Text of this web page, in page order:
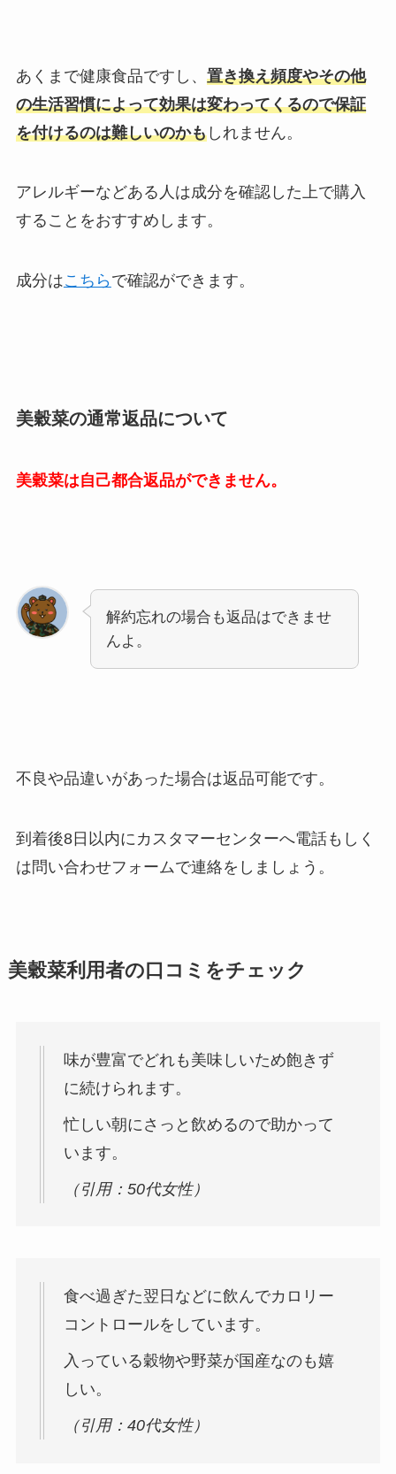
あくまで健康食品ですし、 置き換え頻度やその他
の生活習慣によって効果は変わってくるので保証
を付けるのは難しいのかもしれません。
アレルギーなどある人は成分を確認した上で購入
することをおすすめします。
成分はこちら で確認ができます。
美穀菜の通常返品について
美穀菜は自己都合返品ができません。
解約忘れの場合も返品はできませ
んよ。
不良や品違いがあった場合は返品可能です。
到着後8日以内にカスタマーセンターへ電話もしく
は問い合わせフォームで連絡をしましょう。
美穀菜利用者の口コミをチェック
味が豊富でどれも美味しいため飽きず
に続けられます。
忙しい朝にさっと飲めるので助かって
います。
（引用：50代女性）
食べ過ぎた翌日などに飲んでカロリー
コントロールをしています。
入っている穀物や野菜が国産なのも嬉
しい。
（引用：40代女性）